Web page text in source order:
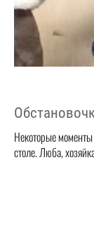
Некоторые
столе. Люба,